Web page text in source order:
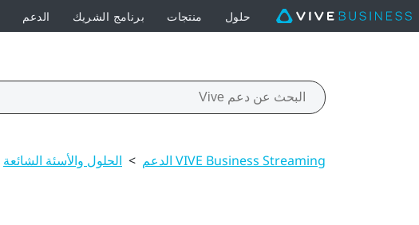
حلول منتجات برنامج الشريك الدعم
VIVE Business Streaming الدعم > الحلول والأسئة الشائعة